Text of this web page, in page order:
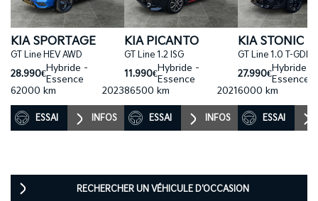
KIA SPORTAGE
GT Line HEV AWD
28.990€Hybride -
Essence
62000 km
2023
ESSAI INFOS
KIA PICANTO
GT Line 1.2 ISG
11.990€Hybride -
Essence
86500 km
2021
ESSAI INFOS
KIA STONIC
GT Line 1.0 T-GDI
27.990€Hybride -
Essence
6000 km
ESSAI
RECHERCHER UN VÉHICULE D'OCCASION